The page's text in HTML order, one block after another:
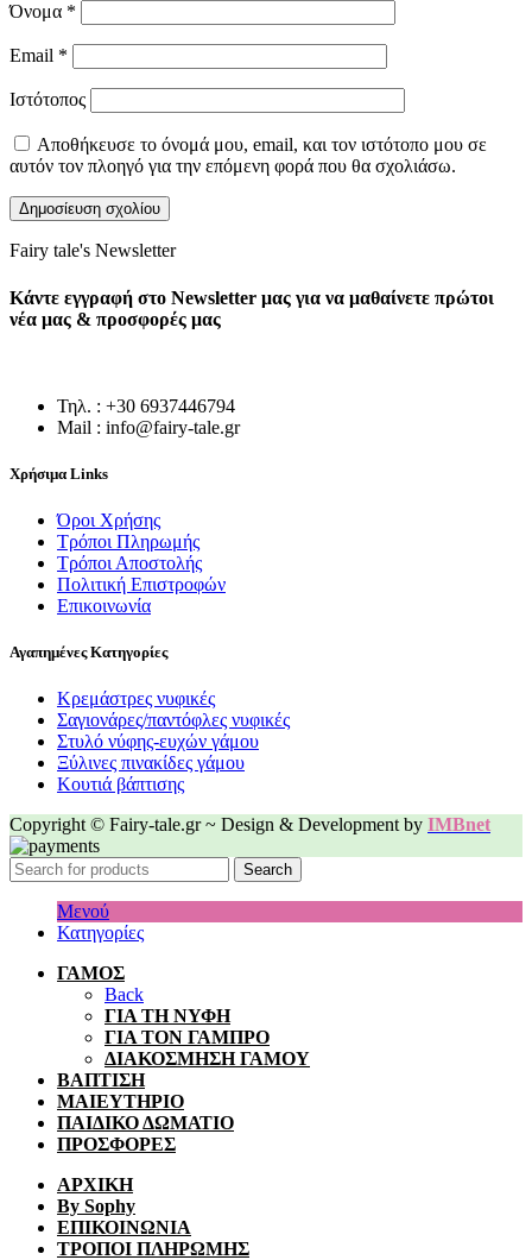
Όνομα *
Email *
Ιστότοπος
Αποθήκευσε το όνομά μου, email, και τον ιστότοπο μου σε
αυτόν τον πλοηγό για την επόμενη φορά που θα σχολιάσω.
Fairy tale's Newsletter
Κάντε εγγραφή στο Newsletter μας για να μαθαίνετε πρώτοι
νέα μας & προσφορές μας
Τηλ. : +30 6937446794
Mail : info@fairy-tale.gr
Χρήσιμα Links
Όροι Χρήσης
Τρόποι Πληρωμής
Τρόποι Αποστολής
Πολιτική Επιστροφών
Επικοινωνία
Αγαπημένες Κατηγορίες
Κρεμάστρες νυφικές
Σαγιονάρες/παντόφλες νυφικές
Στυλό νύφης-ευχών γάμου
Ξύλινες πινακίδες γάμου
Κουτιά βάπτισης
Copyright © Fairy-tale.gr ~ Design & Development by IMBnet
Search
Μενού
Κατηγορίες
ΓΑΜΟΣ
Back
ΓΙΑ ΤΗ ΝΥΦΗ
ΓΙΑ ΤΟΝ ΓΑΜΠΡΟ
ΔΙΑΚΟΣΜΗΣΗ ΓΑΜΟΥ
ΒΑΠΤΙΣΗ
ΜΑΙΕΥΤΗΡΙΟ
ΠΑΙΔΙΚΟ ΔΩΜΑΤΙΟ
ΠΡΟΣΦΟΡΕΣ
ΑΡΧΙΚΗ
By Sophy
ΕΠΙΚΟΙΝΩΝΙΑ
ΤΡΟΠΟΙ ΠΛΗΡΩΜΗΣ